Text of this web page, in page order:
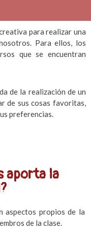
para realizar una
Para ellos, los
que se encuentran
de la realización de un
de sus cosas favoritas,
preferencias.
aporta la
aspectos propios de la
de la clase.